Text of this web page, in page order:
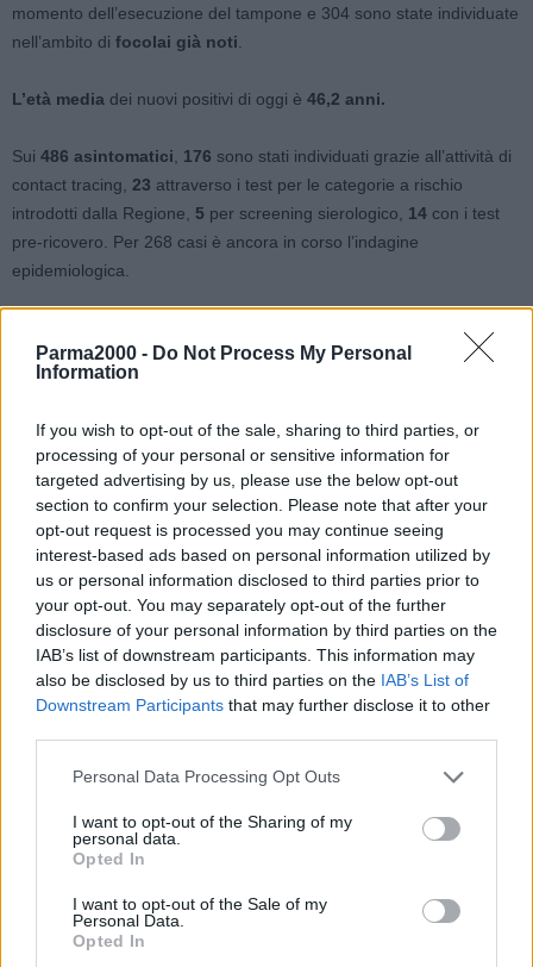
Parma2000 - Do Not Process My Personal
Information
If you wish to opt-out of the sale, sharing to third parties, or
processing of your personal or sensitive information for
targeted advertising by us, please use the below opt-out
section to confirm your selection. Please note that after your
opt-out request is processed you may continue seeing
interest-based ads based on personal information utilized by
us or personal information disclosed to third parties prior to
your opt-out. You may separately opt-out of the further
disclosure of your personal information by third parties on the
IAB’s list of downstream participants. This information may
also be disclosed by us to third parties on the IAB’s List of
Downstream Participants that may further disclose it to other
Personal Data Processing Opt Outs
I want to opt-out of the Sharing of my
personal data.
Opted In
I want to opt-out of the Sale of my
Personal Data.
Opted In
momento dell’esecuzione del tampone e 304 sono state individuate
nell’ambito di focolai già noti
L’età media dei nuovi positivi di oggi è 46,2 anni.
Sui 486 asintomatici 176 sono stati individuati grazie all’attività di
contact tracing, 23 attraverso i test per le categorie a rischio
introdotti dalla Regione, 5 per screening sierologico, 14 con i test
pre-ricovero. Per 268 casi è ancora in corso l’indagine
epidemiologica.
Reggio Emilia(114),Rimini(86),Modena(84),Parma
(76),
Piacenza(75),Ferrara
Questi i dati – accertati alle ore 12 di oggi sulla base delle richieste
istituzionali – relativi all’andamento dell’epidemia in regione.
tamponi effettuatisono stati 16.179, per un totale di 1.433.217.
A questi si aggiungono anche 2.053test sierologici.
casi attivi, cioè il numero di malati effettivi, a oggi sono 11.663
(863 in più di quelli registrati ieri). Di questi, le persone in
isolamento a casa, ovvero quelle con sintomi lievi che non
Purtroppo, si registrano
6 nuovi decessi: 3 a Bologna (3 uomini
di 93, 81 e 66 anni), 2 a Parma (entrambi uomini di 95 e 85
anni) e 1 Piacenza (1 donna di 93 anni).
Non crescono i pazienti in